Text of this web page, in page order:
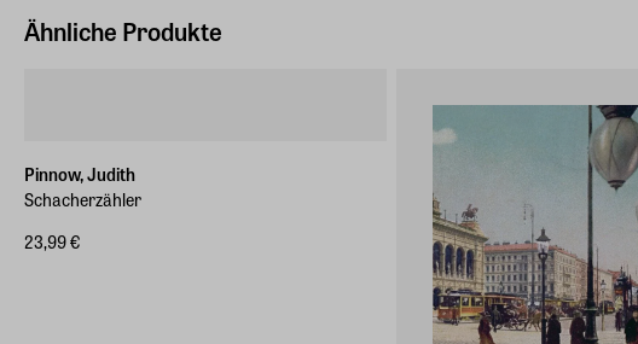
Deutschland (EU)
Ähnliche Produkte
Pinnow, Judith
Schacherzähler
23,99 €